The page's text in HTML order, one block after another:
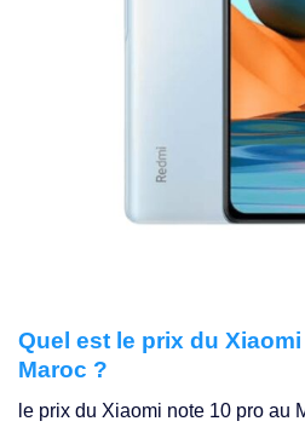
Quel est le prix du
Maroc ?
le prix du Xiaomi note 10 pro au